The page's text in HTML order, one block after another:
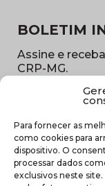
Para fornecer as
como cookies para
dispositivo. O
processar dados
exclusivos neste
BOLETIM
Assine e
CRP-MG.
E-
mail
(obrigatório)
Sub